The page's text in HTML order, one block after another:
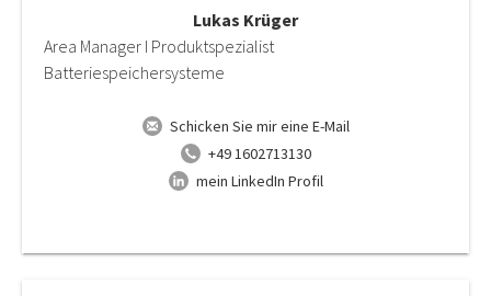
Lukas Krüger
Area Manager I Produktspezialist
Batteriespeichersysteme
Schicken Sie mir eine E-Mail
+49 1602713130
mein LinkedIn Profil